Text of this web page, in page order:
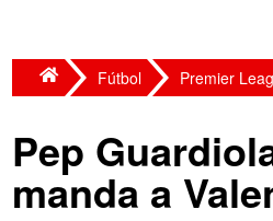
Fútbol Premier
Pep
manda a